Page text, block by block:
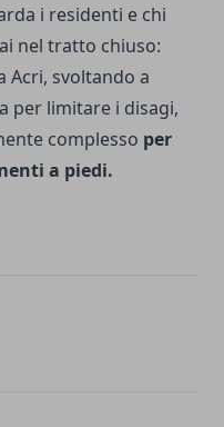
i residenti e chi
nel tratto chiuso:
Acri, svoltando a
per limitare i disagi,
complesso per
a piedi.